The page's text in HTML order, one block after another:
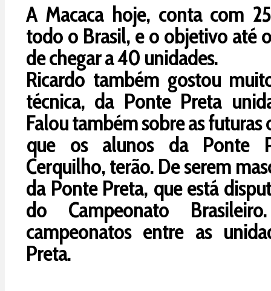
A Macaca hoje, conta com
todo o Brasil, e o objetivo até
de chegar a 40 unidades.
Ricardo também gostou
técnica, da Ponte Preta
Falou também sobre as
que os alunos da Ponte
Cerquilho, terão. De serem
da Ponte Preta, que está
do Campeonato
campeonatos entre as
Preta.